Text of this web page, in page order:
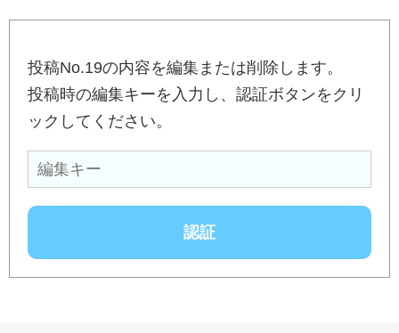
投稿No.19の内容を編集または削除します。
投稿時の編集キーを入力し、認証ボタンをクリ
ックしてください。